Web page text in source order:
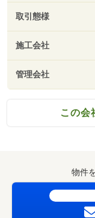
取引態様
施工会社
管理会社
この会
物件